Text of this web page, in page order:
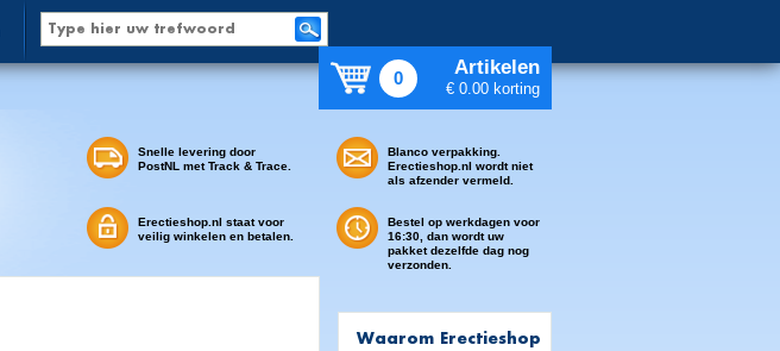
0 Artikelen
€ 0.00 korting
Snelle levering door
PostNL met Track & Trace.
Erectieshop.nl staat voor
veilig winkelen en betalen.
Blanco verpakking.
Erectieshop.nl wordt niet
als afzender vermeld.
Bestel op werkdagen voor
16:30, dan wordt uw
pakket dezelfde dag nog
verzonden.
Waarom Erectieshop